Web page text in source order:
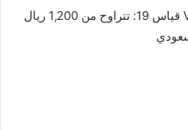
إطارات Ventus S1 EVO 3 قياس 19: تتراوح من 1,200 ريال